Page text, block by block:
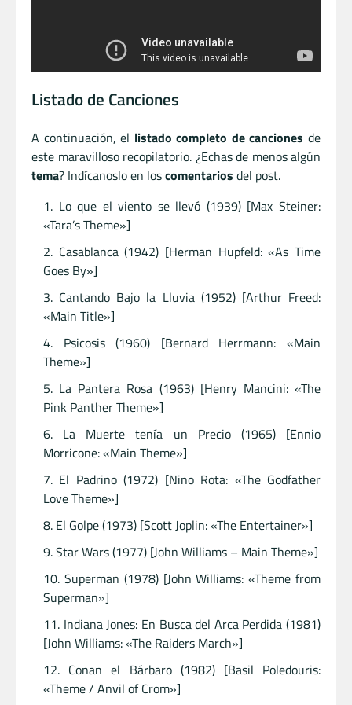
Listado de Canciones
A continuación, el listado completo de canciones de
este maravilloso recopilatorio. ¿Echas de menos algún
tema? Indícanoslo en loscomentarios del post.
Lo que el viento se llevó (1939) [Max Steiner:
«Tara’s Theme»]
Casablanca (1942) [Herman Hupfeld: «As Time
Goes By»]
Cantando Bajo la Lluvia (1952) [Arthur Freed:
«Main Title»]
Psicosis (1960) [Bernard Herrmann: «Main
Theme»]
La Pantera Rosa (1963) [Henry Mancini: «The
Pink Panther Theme»]
La Muerte tenía un Precio (1965) [Ennio
Morricone: «Main Theme»]
El Padrino (1972) [Nino Rota: «The Godfather
Love Theme»]
El Golpe (1973) [Scott Joplin: «The Entertainer»]
Star Wars (1977) [John Williams – Main Theme»]
Superman (1978) [John Williams: «Theme from
Superman»]
Indiana Jones: En Busca del Arca Perdida (1981)
[John Williams: «The Raiders March»]
Conan el Bárbaro (1982) [Basil Poledouris:
«Theme / Anvil of Crom»]